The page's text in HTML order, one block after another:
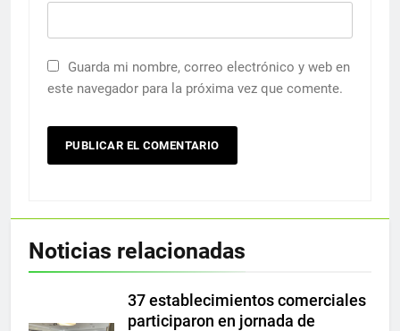
Guarda mi nombre, correo electrónico y web en
este navegador para la próxima vez que comente.
Noticias relacionadas
37 establecimientos comerciales
participaron en jornada de